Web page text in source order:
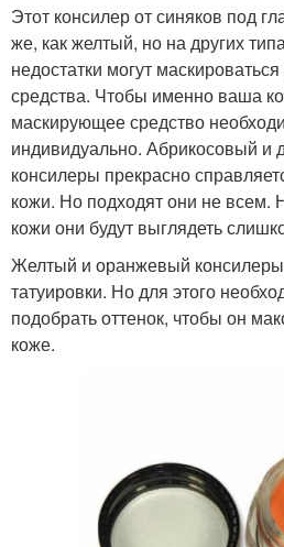
Этот консилер от синяков под
же, как желтый, но на других
недостатки могут
средства. Чтобы именно ваша
маскирующее средство
индивидуально. Абрикосовый и
консилеры прекрасно
кожи. Но подходят они не всем.
кожи они будут выглядеть
Желтый и оранжевый
татуировки. Но для этого
подобрать оттенок, чтобы он
коже.